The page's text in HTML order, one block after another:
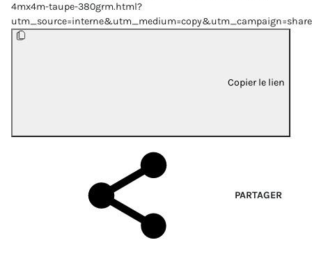
4mx4m-taupe-380grm.html?
Copier le lien
PARTAGER